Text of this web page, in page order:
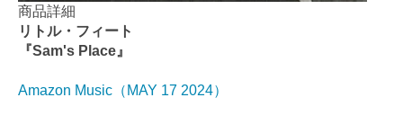
商品詳細
リトル・フィート
『Sam's Place』
Amazon Music（MAY 17 2024）